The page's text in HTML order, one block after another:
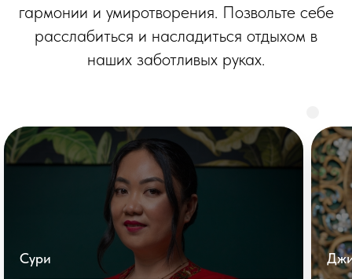
гармонии и умиротворения. Позвольте себе
расслабиться и насладиться отдыхом в
наших заботливых руках.
Сури